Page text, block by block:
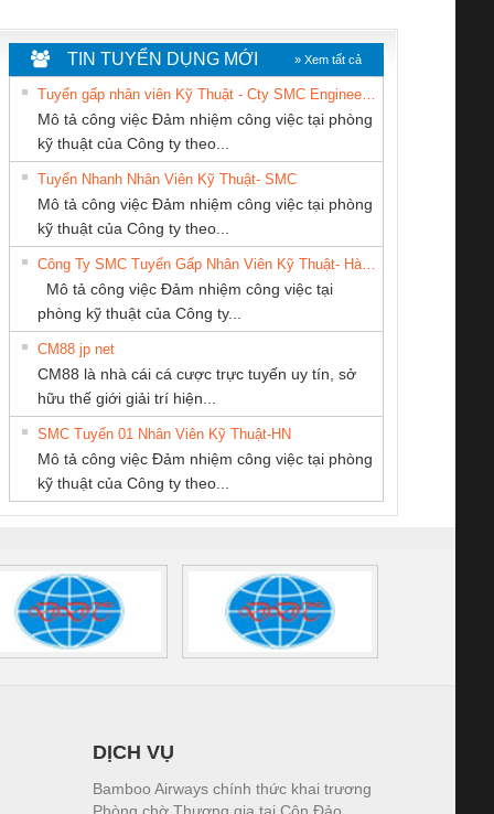
An Toàn
Contact
– PSR-
SCP-
FSP/2X1/1X2
sát chuỗi
tấm pin
16I+
(2502520000)
Bộ giám sát chuỗi
tấm pin
TRANSCLINIC 16I+
1K5 L (2433950000)
Bộ giám sát dòng
TRANSCLINIC 16I+
(2008130000)
Bộ chỉnh lưu nguồn
điện TRANSCLINIC
BKE 1K5.4
(7791400879)2. Giá
Nẹp nhôm chống
trơn Đà Nẵng
TY CỔ
DÂY VÀ
ĐIỆN
ĐÌNH
CÔNG TY CỔ
PHẦN TỰ ĐỘNG
TIẾN HƯNG
Tan Dong Cang
TY TNHH
MARINE
THƯƠNG MẠI
DỊCH VỤ KỸ
THUẬT ĐIỆN CƠ
GIA HƯNG PHÁT
Thương Mại SX
TIN TUYỂN DỤNG MỚI » Xem tất cả
Mô tả công việc Đảm nhiệm công việc tại phòng
kỹ thuật của Công ty theo...
Tuyển Nhanh Nhân Viên Kỹ Thuật- SMC
Mô tả công việc Đảm nhiệm công việc tại phòng
kỹ thuật của Công ty theo...
Mô tả công việc Đảm nhiệm công việc tại
phòng kỹ thuật của Công ty...
CM88 jp net
CM88 là nhà cái cá cược trực tuyến uy tín, sở
hữu thế giới giải trí hiện...
SMC Tuyển 01 Nhân Viên Kỹ Thuật-HN
Mô tả công việc Đảm nhiệm công việc tại phòng
kỹ thuật của Công ty theo...
DỊCH VỤ
Bamboo Airways chính thức khai trương
Phòng chờ Thương gia tại Côn Đảo